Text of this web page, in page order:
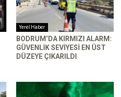
Yerel Haber
BODRUM’DA KIRMIZI ALARM:
GÜVENLIK SEVIYESI EN ÜST
DÜZEYE ÇIKARILDI